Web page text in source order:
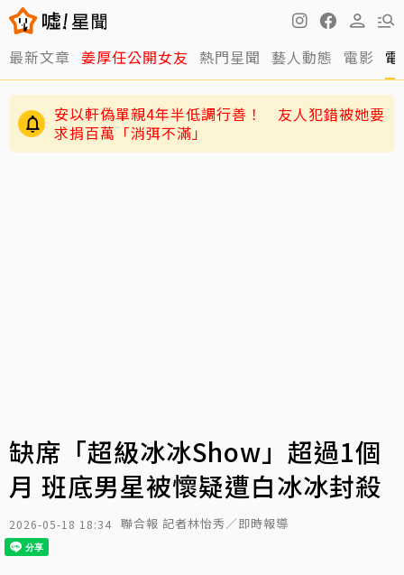
最新文章 姜厚任公開女友 熱門星聞 藝人動態 電影
安以軒偽單親4年半低調行善！ 友人犯錯被她要
求捐百萬「消弭不滿」
缺席「超級冰冰Show」超過1個
月 班底男星被懷疑遭白冰冰封殺
2026-05-18 18:34 聯合報 記者林怡秀／即時報導